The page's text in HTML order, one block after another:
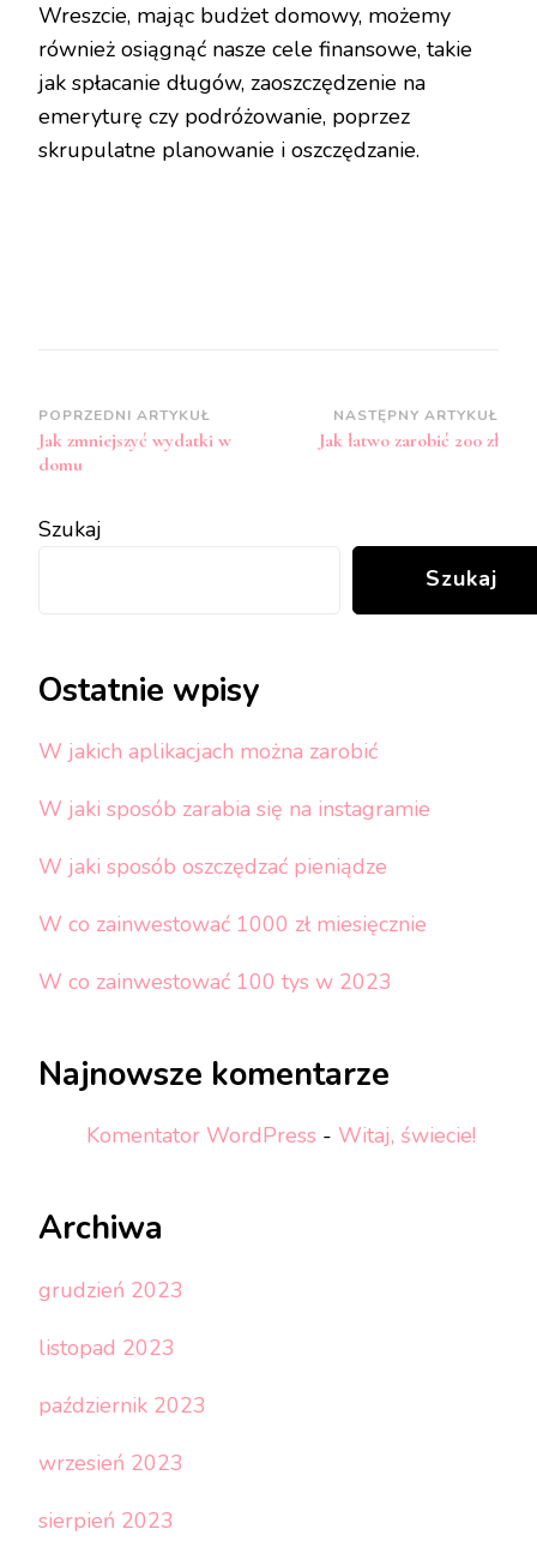
Wreszcie, mając budżet domowy, możemy
również osiągnąć nasze cele finansowe, takie
jak spłacanie długów, zaoszczędzenie na
emeryturę czy podróżowanie, poprzez
skrupulatne planowanie i oszczędzanie.
Zobacz
wpisy
POPRZEDNI ARTYKUŁ
Jak zmniejszyć wydatki w
domu
NASTĘPNY ARTYKUŁ
Jak łatwo zarobić 200 zł
Szukaj
Szukaj
Ostatnie wpisy
W jakich aplikacjach można zarobić
W jaki sposób zarabia się na instagramie
W jaki sposób oszczędzać pieniądze
W co zainwestować 1000 zł miesięcznie
W co zainwestować 100 tys w 2023
Najnowsze komentarze
Komentator WordPress - Witaj, świecie!
Archiwa
grudzień 2023
listopad 2023
październik 2023
wrzesień 2023
sierpień 2023